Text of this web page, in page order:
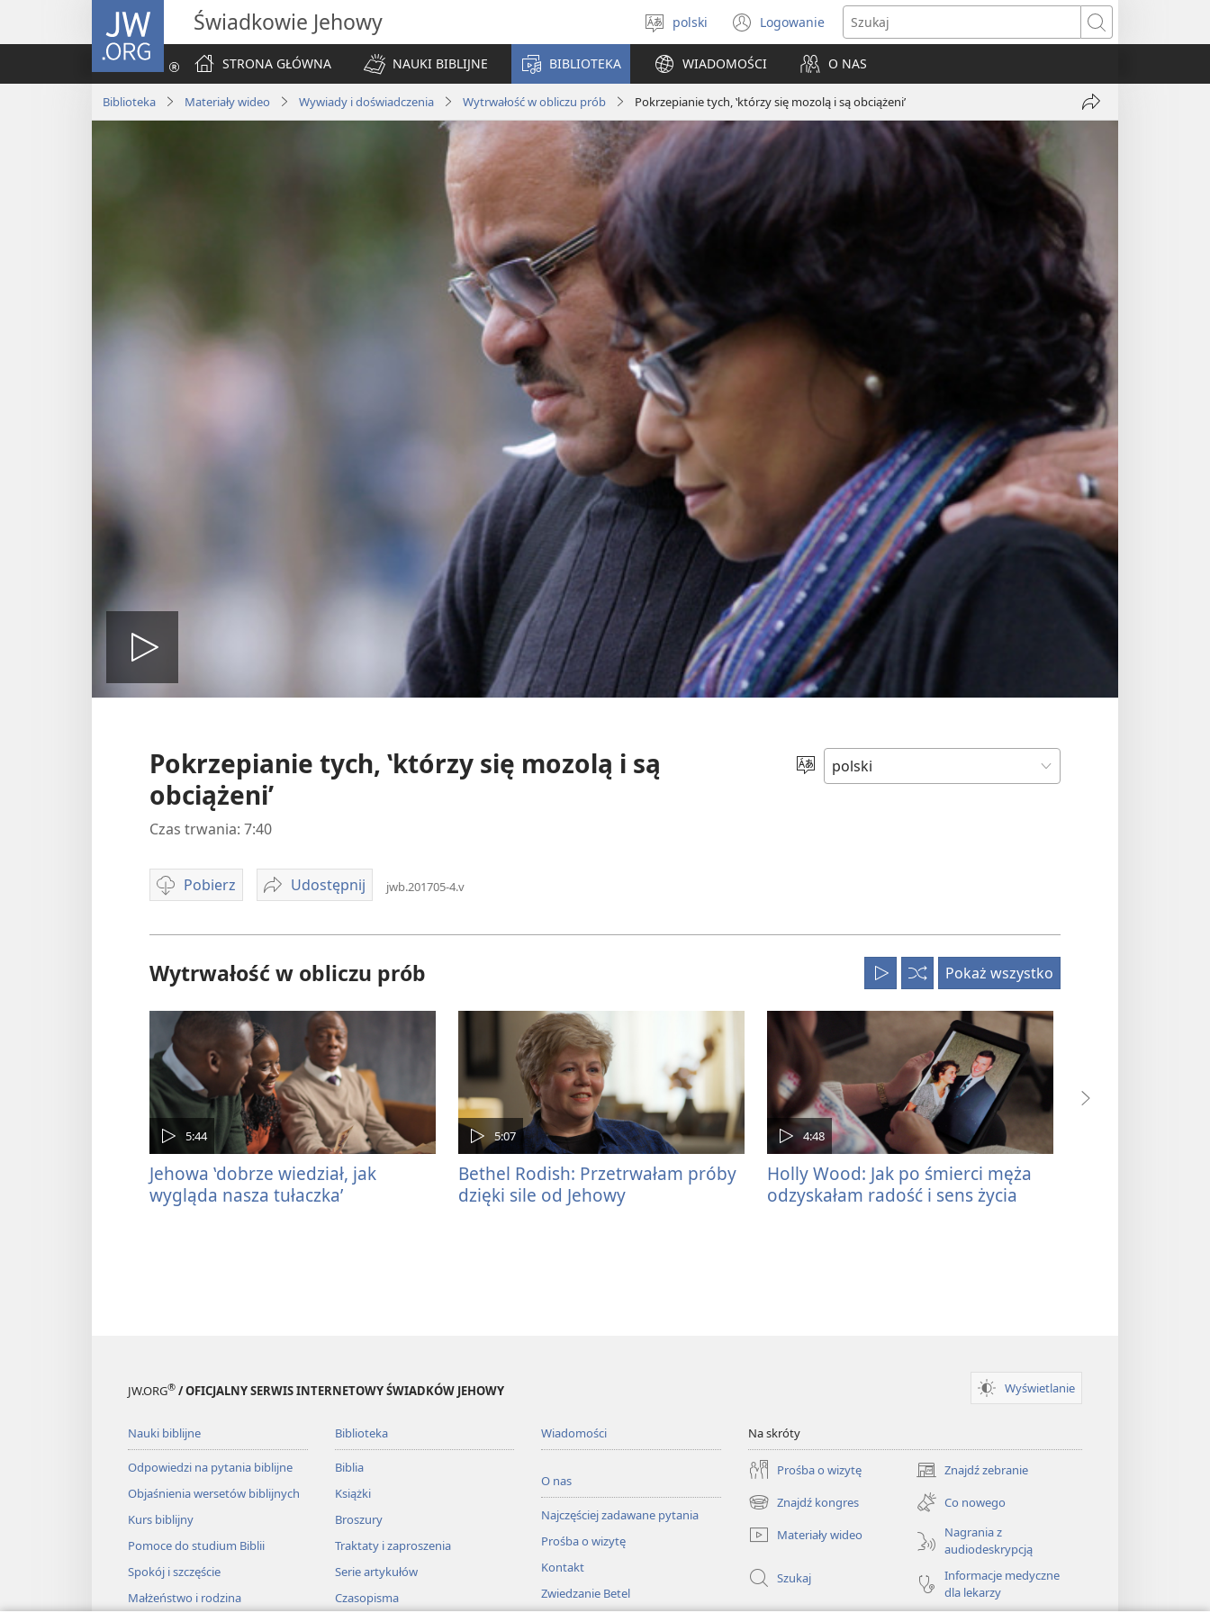
JW.ORG Świadkowie Jehowy
Wybór
języka
polski Logowanie
(opens
new
window)
Szukaj
STRONA GŁÓWNA
NAUKI BIBLIJNE BIBLIOTEKA WIADOMOŚCI O NAS
Biblioteka Materiały wideo Wywiady i doświadczenia Wytrwałość w obliczu prób Pokrzepianie tych, ‛którzy się mozolą i są obciążeni’
Udostępnij
są
obciążeni’
Odtwórz
wideo
Wybierz
język
Pokrzepianie tych, ‛którzy się mozolą i są
obciążeni’
Czas trwania: 7:40
Pobierz
Opcje
Udostępnij
Pokrzepianie
‛którzy
się
mozolą
są
obciążeni’
jwb.201705-4.v
Wytrwałość w obliczu prób
OdtwórzOdtwarzaj
kolejności
losowej
Pokaż wszystko
5:44
Jehowa ‛dobrze wiedział, jak
wygląda nasza tułaczka’
5:07
Bethel Rodish: Przetrwałam próby
dzięki sile od Jehowy
4:48
Holly Wood: Jak po śmierci męża
odzyskałam radość i sens życia
JW.ORG® / OFICJALNY SERWIS INTERNETOWY ŚWIADKÓW JEHOWY Wyświetlanie
Nauki biblijne
Odpowiedzi na pytania biblijne
Objaśnienia wersetów biblijnych
Kurs biblijny
Pomoce do studium Biblii
Spokój i szczęście
Małżeństwo i rodzina
Biblioteka
Biblia
Książki
Broszury
Traktaty i zaproszenia
Serie artykułów
Czasopisma
Wiadomości
O nas
Najczęściej zadawane pytania
Prośba o wizytę
Kontakt
Zwiedzanie Betel
Na skróty
Prośba o wizytę Znajdź zebranie
(opens
new
window)
Znajdź kongres
(opens
new
window)
Co nowego
Materiały wideo
Nagrania z
audiodeskrypcją
Szukaj
Informacje medyczne
dla lekarzy